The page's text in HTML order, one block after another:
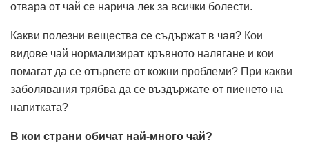
отвара от чай се нарича лек за всички болести.
Какви полезни вещества се съдържат в чая? Кои
видове чай нормализират кръвното налягане и кои
помагат да се отървете от кожни проблеми? При какви
заболявания трябва да се въздържате от пиенето на
напитката?
В кои страни обичат най-много чай?